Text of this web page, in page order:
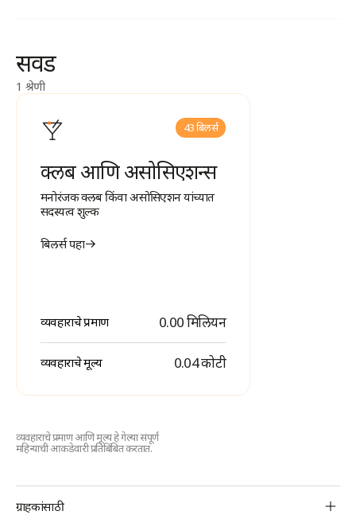
सवड
1 श्रेणी
43 बिलर्स
क्लब आणि असोसिएशन्स
मनोरंजक क्लब किंवा असोसिएशन यांच्यात
सदस्यत्व शुल्क
बिलर्स पहा
व्यवहाराचे प्रमाण 0.00 मिलियन
व्यवहाराचे मूल्य ₹ 0.04 कोटी
व्यवहाराचे प्रमाण आणि मूल्य हे गेल्या संपूर्ण
महिन्याची आकडेवारी प्रतिबिंबित करतात.
Footer
ग्राहकांसाठी